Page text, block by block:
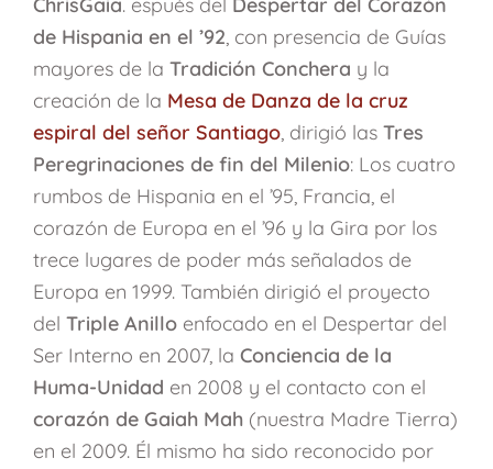
de Hispania en el ’92, con presencia de Guías
mayores de la Tradición Conchera y la
creación de la Mesa de Danza de la cruz
espiral del señor Santiago, dirigió las Tres
Peregrinaciones de fin del Milenio: Los cuatro
rumbos de Hispania en el ’95, Francia, el
corazón de Europa en el ’96 y la Gira por los
trece lugares de poder más señalados de
Europa en 1999. También dirigió el proyecto
del Triple Anillo enfocado en el Despertar del
Ser Interno en 2007, la Conciencia de la
Huma-Unidad en 2008 y el contacto con el
corazón de Gaiah Mah (nuestra Madre Tierra)
en el 2009. Él mismo ha sido reconocido por